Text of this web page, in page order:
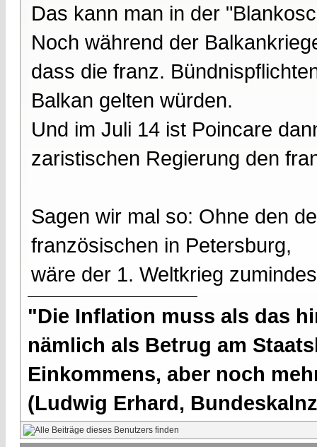
Das kann man in der
Noch während der
dass die franz.
Balkan gelten würden.
Und im Juli 14 ist Poincare
zaristischen Regierung den
Sagen wir mal so: Ohne den
französischen in Petersburg,
wäre der 1. Weltkrieg
"Die Inflation muss als das
nämlich als Betrug am
Einkommens, aber noch
(Ludwig Erhard,